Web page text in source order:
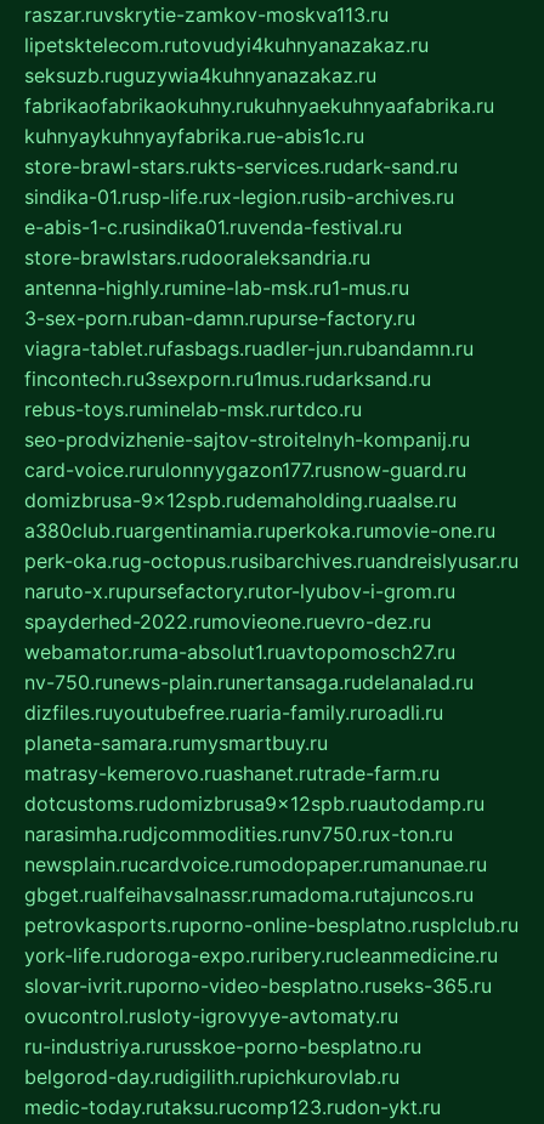
raszar.ruvskrytie-zamkov-moskva113.ru
lipetsktelecom.rutovudyi4kuhnyanazakaz.ru
seksuzb.ruguzywia4kuhnyanazakaz.ru
fabrikaofabrikaokuhny.rukuhnyaekuhnyaafabrika.ru
kuhnyaykuhnyayfabrika.rue-abis1c.ru
store-brawl-stars.rukts-services.rudark-sand.ru
sindika-01.rusp-life.rux-legion.rusib-archives.ru
e-abis-1-c.rusindika01.ruvenda-festival.ru
store-brawlstars.rudooraleksandria.ru
antenna-highly.rumine-lab-msk.ru1-mus.ru
3-sex-porn.ruban-damn.rupurse-factory.ru
viagra-tablet.rufasbags.ruadler-jun.rubandamn.ru
fincontech.ru3sexporn.ru1mus.rudarksand.ru
rebus-toys.ruminelab-msk.rurtdco.ru
seo-prodvizhenie-sajtov-stroitelnyh-kompanij.ru
card-voice.rurulonnyygazon177.rusnow-guard.ru
domizbrusa-9x12spb.rudemaholding.ruaalse.ru
a380club.ruargentinamia.ruperkoka.rumovie-one.ru
perk-oka.rug-octopus.rusibarchives.ruandreislyusar.ru
naruto-x.rupursefactory.rutor-lyubov-i-grom.ru
spayderhed-2022.rumovieone.ruevro-dez.ru
webamator.ruma-absolut1.ruavtopomosch27.ru
nv-750.runews-plain.runertansaga.rudelanalad.ru
dizfiles.ruyoutubefree.ruaria-family.ruroadli.ru
planeta-samara.rumysmartbuy.ru
matrasy-kemerovo.ruashanet.rutrade-farm.ru
dotcustoms.rudomizbrusa9x12spb.ruautodamp.ru
narasimha.rudjcommodities.runv750.rux-ton.ru
newsplain.rucardvoice.rumodopaper.rumanunae.ru
gbget.rualfeihavsalnassr.rumadoma.rutajuncos.ru
petrovkasports.ruporno-online-besplatno.rusplclub.ru
york-life.rudoroga-expo.ruribery.rucleanmedicine.ru
slovar-ivrit.ruporno-video-besplatno.ruseks-365.ru
ovucontrol.rusloty-igrovyye-avtomaty.ru
ru-industriya.rurusskoe-porno-besplatno.ru
belgorod-day.rudigilith.rupichkurovlab.ru
medic-today.rutaksu.rucomp123.rudon-ykt.ru